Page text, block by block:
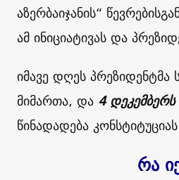
აზერბაიჯანის“
ამ ინიციატივას და
იმავე დღეს
მიმართა, და 4დეკემბერს
წინადადება კონსტიტუციას
რა